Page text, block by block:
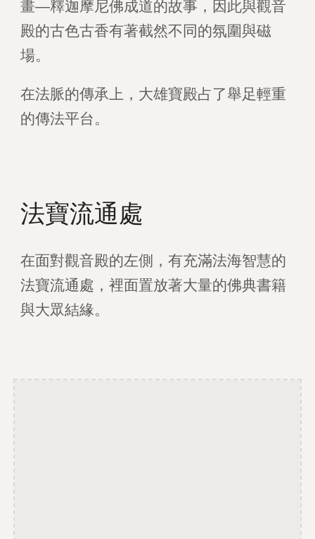
畫—釋迦摩尼佛成道的故事，因此與觀音
殿的古色古香有著截然不同的氛圍與磁
場。
在法脈的傳承上，大雄寶殿占了舉足輕重
的傳法平台。
法寶流通處
在面對觀音殿的左側，有充滿法海智慧的
法寶流通處，裡面置放著大量的佛典書籍
與大眾結緣。